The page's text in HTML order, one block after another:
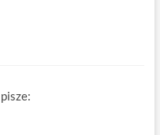
pisze: